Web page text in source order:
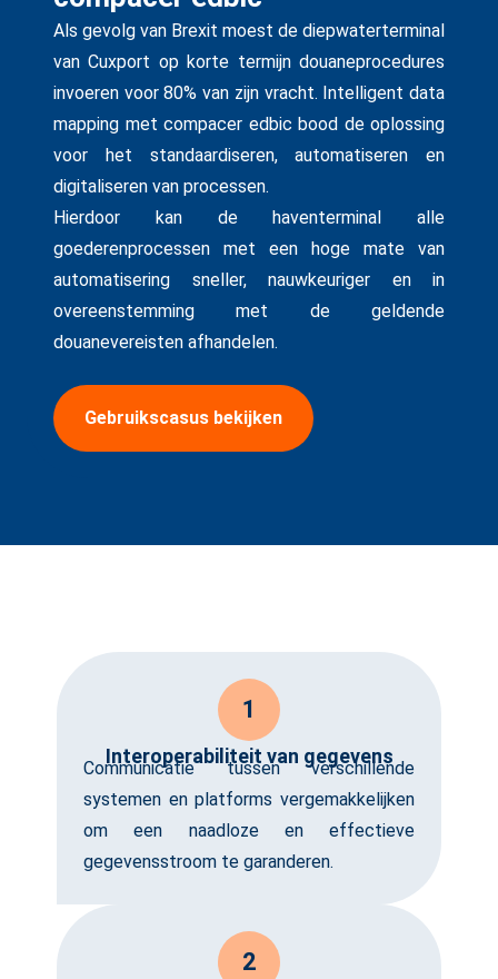
Als gevolg van Brexit moest de diepwaterterminal
van Cuxport op korte termijn douaneprocedures
invoeren voor 80% van zijn vracht. Intelligent data
mapping met compacer edbic bood de oplossing
voor het standaardiseren, automatiseren en
digitaliseren van processen.
Hierdoor kan de haventerminal alle
goederenprocessen met een hoge mate van
automatisering sneller, nauwkeuriger en in
overeenstemming met de geldende
douanevereisten afhandelen.
Gebruikscasus bekijken
1
Interoperabiliteit van gegevens
Communicatie tussen verschillende
systemen en platforms vergemakkelijken
om een naadloze en effectieve
gegevensstroom te garanderen.
2